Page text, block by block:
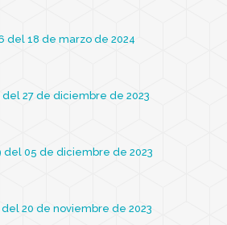
del 18 de marzo de 2024
del 27 de diciembre de 2023
del 05 de diciembre de 2023
20 de noviembre de 2023